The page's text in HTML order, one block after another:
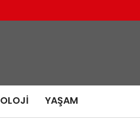
YAŞAM